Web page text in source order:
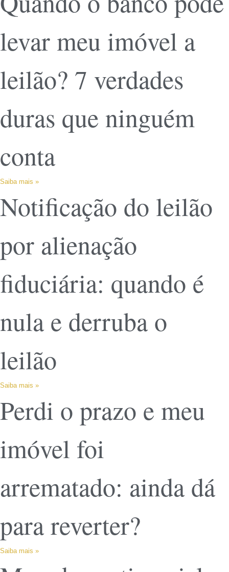
levar meu imóvel a
leilão? 7 verdades
duras que ninguém
conta
Saiba mais »
Notificação do leilão
por alienação
fiduciária: quando é
nula e derruba o
leilão
Saiba mais »
Perdi o prazo e meu
imóvel foi
arrematado: ainda dá
para reverter?
Saiba mais »